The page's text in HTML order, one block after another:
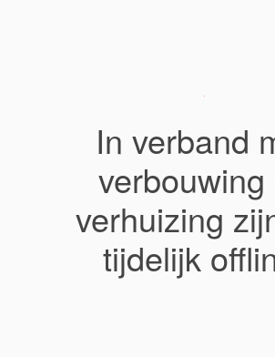
In verband
verbouwing
verhuizing
tijdelijk